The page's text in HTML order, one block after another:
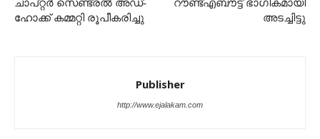
ചാപ്റ്റർ സെണ്ട്രൽ അഡ്‌-
ഹോക്ക്‌ കമ്മറ്റി രൂപീകരിച്ചു
റൗണ്ട്എബൗട്ട് ഭാഗികമായി
അടച്ചിട്ടു
Publisher
http://www.ejalakam.com